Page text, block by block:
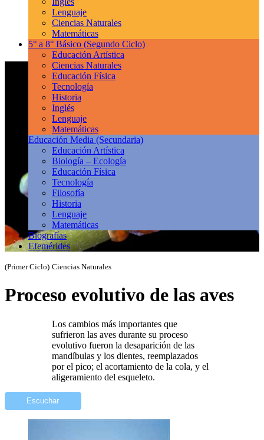
Lenguaje
Ciencias Naturales
Matemáticas
5° a 8° Básico (Segundo Ciclo)
Educación Artística
Ciencias Naturales
Educación Física
Tecnología
Historia
Inglés
Lenguaje
Matemáticas
Educación Media (Secundaria)
Educación Artística
Biología – Ecología
Educación Física
Tecnología
Filosofía
Historia
Lenguaje
Matemáticas
Biografías
Efemérides
(Primer Ciclo) Ciencias Naturales
Proceso evolutivo de las aves
Los cambios más importantes que
sufrieron las aves durante su proceso
evolutivo fueron la desaparición de las
mandíbulas y los dientes, reemplazados
por el pico; el acortamiento de la cola, y el
aligeramiento del esqueleto.
Escuchar